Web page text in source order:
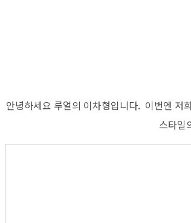
안녕하세요 루얼의 이차형입니다. 이번엔
스타일